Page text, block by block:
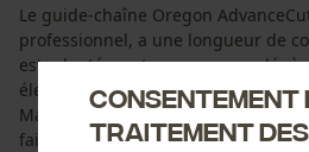
Le guide-chaîne Oregon
professionnel, a une longueur de
est adapté aux tronçonneuses
électriques dans le segment des
Malgré sa grande stabilité, le
faible poids grâce à l'alliage d'acier
traitement des